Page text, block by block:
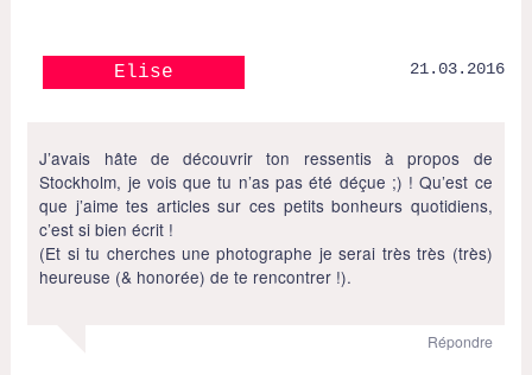
Elise 21.03.2016
J’avais hâte de découvrir ton ressentis à propos de
Stockholm, je vois que tu n’as pas été déçue ;) ! Qu’est ce
que j’aime tes articles sur ces petits bonheurs quotidiens,
c’est si bien écrit !
(Et si tu cherches une photographe je serai très très (très)
heureuse (& honorée) de te rencontrer !).
Répondre